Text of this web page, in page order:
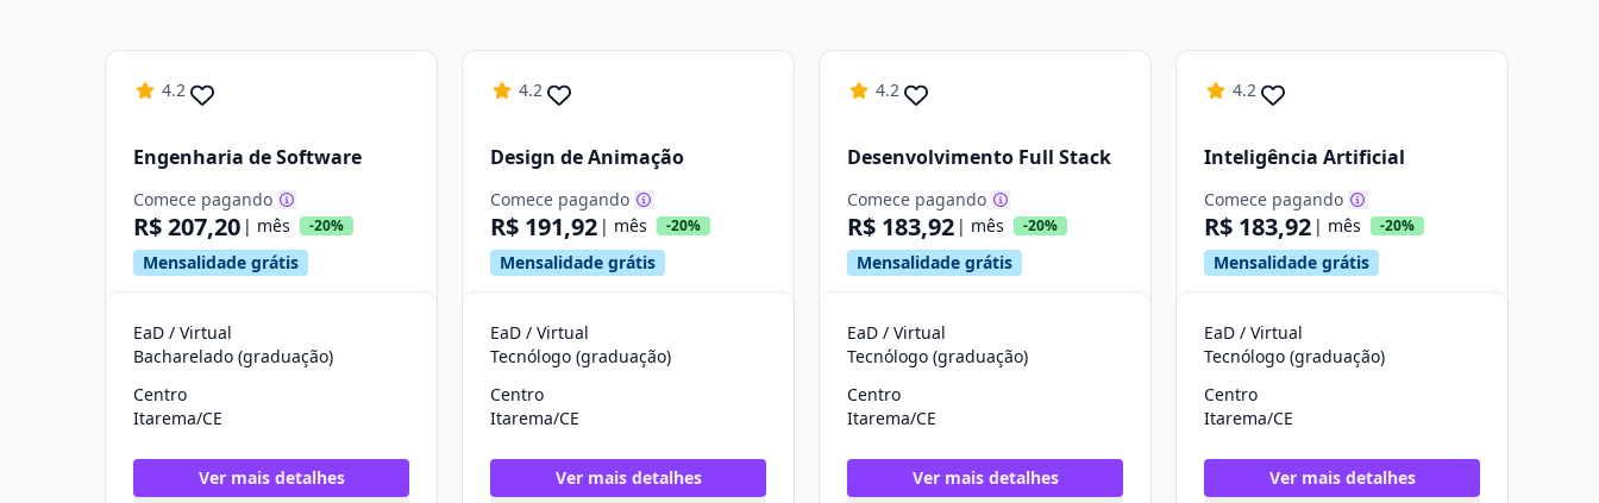
4.2
Engenharia de Software
Comece pagando
R$ 207,20 | mês -20%
Mensalidade grátis
EaD / Virtual
Bacharelado (graduação)
Centro
Itarema/CE
Ver mais detalhes
4.2
Design de Animação
Comece pagando
R$ 191,92 | mês -20%
Mensalidade grátis
EaD / Virtual
Tecnólogo (graduação)
Centro
Itarema/CE
Ver mais detalhes
4.2
Desenvolvimento Full Stack
Comece pagando
R$ 183,92 | mês -20%
Mensalidade grátis
EaD / Virtual
Tecnólogo (graduação)
Centro
Itarema/CE
Ver mais detalhes
4.2
Inteligência Artificial
Comece pagando
R$ 183,92 | mês -20%
Mensalidade grátis
EaD / Virtual
Tecnólogo (graduação)
Centro
Itarema/CE
Ver mais detalhes